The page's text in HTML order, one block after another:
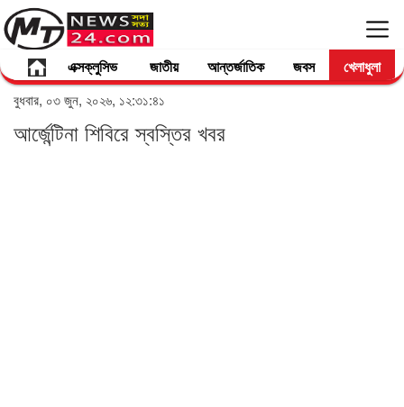
এক্সক্লুসিভ জাতীয় আন্তর্জাতিক জবস খেলাধুলা
বুধবার, ০৩ জুন, ২০২৬, ১২:৩১:৪১
আর্জেন্টিনা শিবিরে স্বস্তির খবর